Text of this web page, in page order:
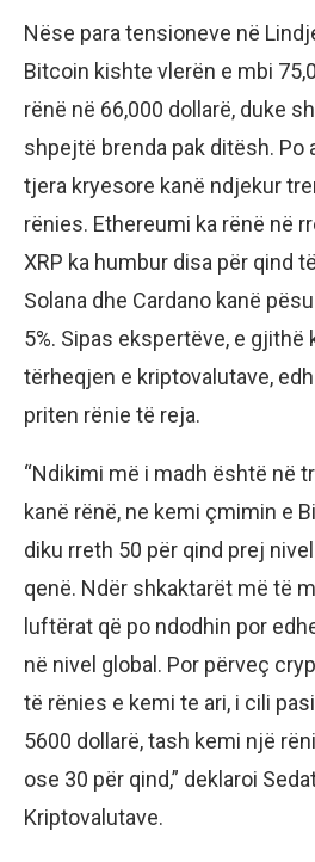
Nëse para tensioneve në
Bitcoin kishte vlerën e mbi
rënë në 66,000 dollarë, duke
shpejtë brenda pak ditësh. Po
tjera kryesore kanë ndjekur
rënies. Ethereumi ka rënë në
XRP ka humbur disa për qind
Solana dhe Cardano kanë
5%. Sipas ekspertëve, e gjithë
tërheqjen e kriptovalutave,
priten rënie të reja.
“Ndikimi më i madh është në
kanë rënë, ne kemi çmimin e
diku rreth 50 për qind prej
qenë. Ndër shkaktarët më të
luftërat që po ndodhin por
në nivel global. Por përveç
të rënies e kemi te ari, i cili
5600 dollarë, tash kemi një
ose 30 për qind,” deklaroi
Kriptovalutave.